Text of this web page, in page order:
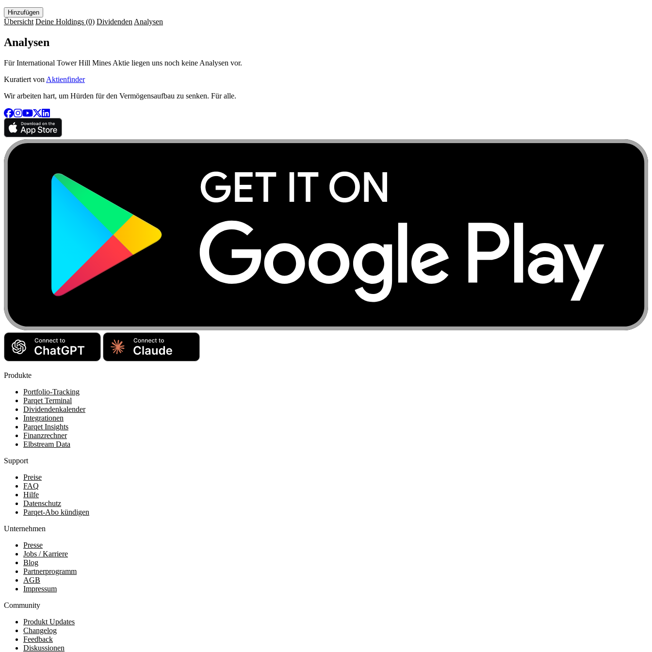
Hinzufügen
Übersicht Deine Holdings (0) Dividenden Analysen
Analysen
Für International Tower Hill Mines Aktie liegen uns noch keine Analysen vor.
Kuratiert von Aktienfinder
Wir arbeiten hart, um Hürden für den Vermögensaufbau zu senken. Für alle.
Produkte
Portfolio-Tracking
Parqet Terminal
Dividendenkalender
Integrationen
Parqet Insights
Finanzrechner
Elbstream Data
Support
Preise
FAQ
Hilfe
Datenschutz
Parqet-Abo kündigen
Unternehmen
Presse
Jobs / Karriere
Blog
Partnerprogramm
AGB
Impressum
Community
Produkt Updates
Changelog
Feedback
Diskussionen